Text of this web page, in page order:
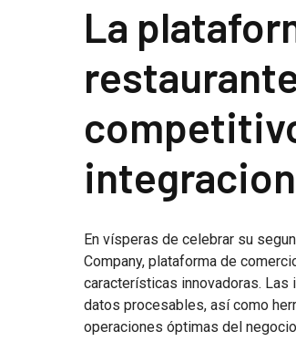
La
En vísperas de celebrar su
Company, plataforma de
características innovadoras.
datos procesables, así como
operaciones óptimas del